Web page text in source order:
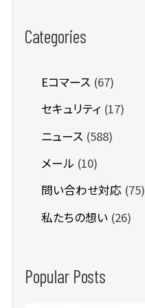
Categories
Eコマース (67)
セキュリティ (17)
ニュース (588)
メール (10)
問い合わせ対応 (75)
私たちの想い (26)
Popular Posts